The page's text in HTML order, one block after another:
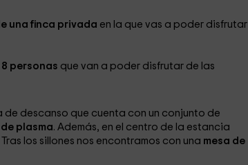
una finca privada en la que vas a poder disfrutar
8 personas que van a poder disfrutar de las
de descanso que cuenta con un conjunto de
plasma. Además, en el centro de la estancia
los sillones nos encontramos con una mesa de